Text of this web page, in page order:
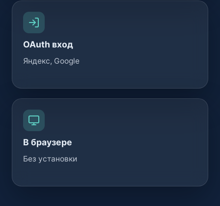
OAuth вход
Яндекс, Google
В браузере
Без установки